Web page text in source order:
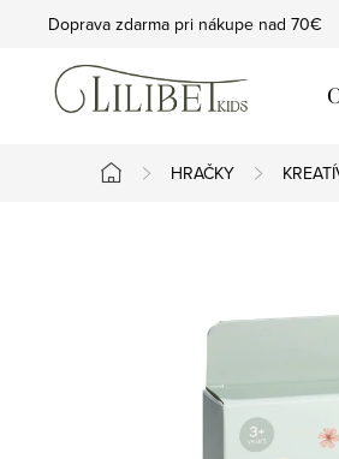
Doprava zdarma pri nákupe nad 70€
Domov
HRAČKY